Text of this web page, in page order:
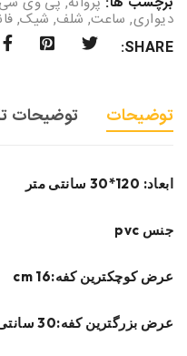
دیواری, ساعت, شلف, شیک,
SHARE:
توضیحات توضیحات
ابعاد: 120*30 سانتی متر
جنس pvc
عرض کوچکترین کفه:16 cm
عرض بزرگترین کفه:30 سانتی متر